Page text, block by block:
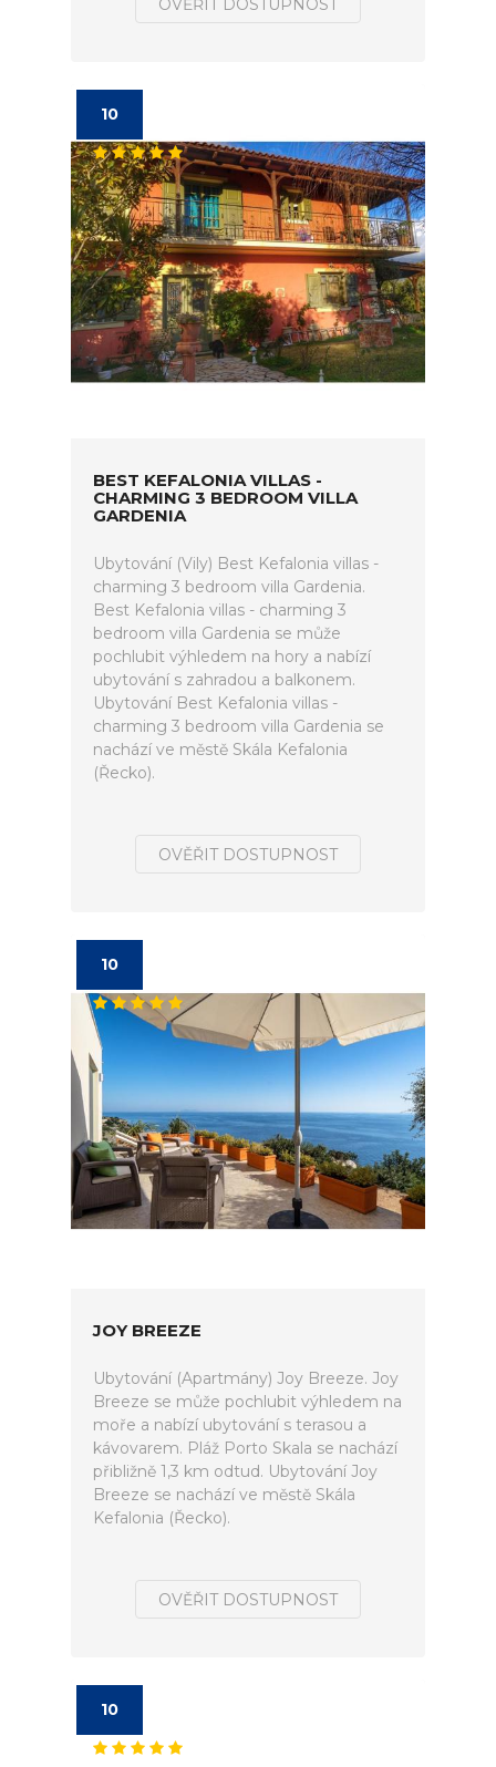
OVĚŘIT DOSTUPNOST
10
BEST KEFALONIA VILLAS -
CHARMING 3 BEDROOM VILLA
GARDENIA
Ubytování (Vily) Best Kefalonia villas -
charming 3 bedroom villa Gardenia.
Best Kefalonia villas - charming 3
bedroom villa Gardenia se může
pochlubit výhledem na hory a nabízí
ubytování s zahradou a balkonem.
Ubytování Best Kefalonia villas -
charming 3 bedroom villa Gardenia se
nachází ve městě Skála Kefalonia
(Řecko).
OVĚŘIT DOSTUPNOST
10
JOY BREEZE
Ubytování (Apartmány) Joy Breeze. Joy
Breeze se může pochlubit výhledem na
moře a nabízí ubytování s terasou a
kávovarem. Pláž Porto Skala se nachází
přibližně 1,3 km odtud. Ubytování Joy
Breeze se nachází ve městě Skála
Kefalonia (Řecko).
OVĚŘIT DOSTUPNOST
10